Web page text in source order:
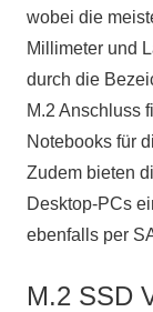
wobei die
Millimeter und
durch die
M.2 Anschluss
Notebooks für
Zudem bieten
Desktop-PCs
ebenfalls per
M.2 SSD